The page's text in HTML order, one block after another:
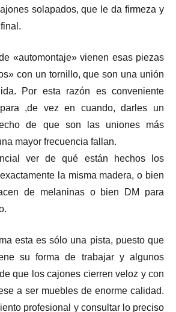
solapados, que le da firmeza y
«automontaje» vienen esas piezas
con un tornillo, que son una unión
Por esta razón es conveniente
,de vez en cuando, darles un
de que son las uniones más
mayor frecuencia fallan.
ver de qué están hechos los
la misma madera, o bien
de melaninas o bien DM para
esta es sólo una pista, puesto que
su forma de trabajar y algunos
que los cajones cierren veloz y con
a ser muebles de enorme calidad.
profesional y consultar lo preciso